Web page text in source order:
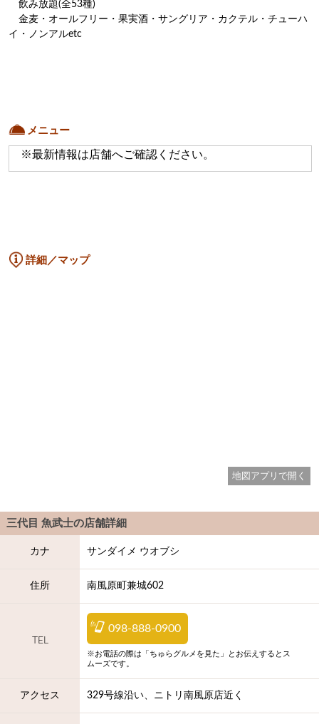
飲み放題(全53種)
金麦・オールフリー・果実酒・サングリア・カクテル・チューハ
イ・ノンアルetc
メニュー
※最新情報は店舗へご確認ください。
詳細／マップ
地図アプリで開く
三代目 魚武士の店舗詳細
カナ サンダイメ ウオブシ
住所 南風原町兼城602
TEL
098-888-0900
※お電話の際は「ちゅらグルメを見た」とお伝えするとス
ムーズです。
アクセス 329号線沿い、ニトリ南風原店近く